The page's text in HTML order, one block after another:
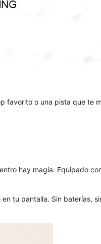
favorito o una pista que te
hay magia. Equipado
tu pantalla. Sin baterías,